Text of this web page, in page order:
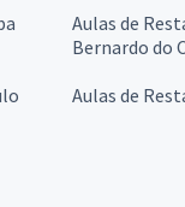
Aulas de
Bernardo do
Aulas de